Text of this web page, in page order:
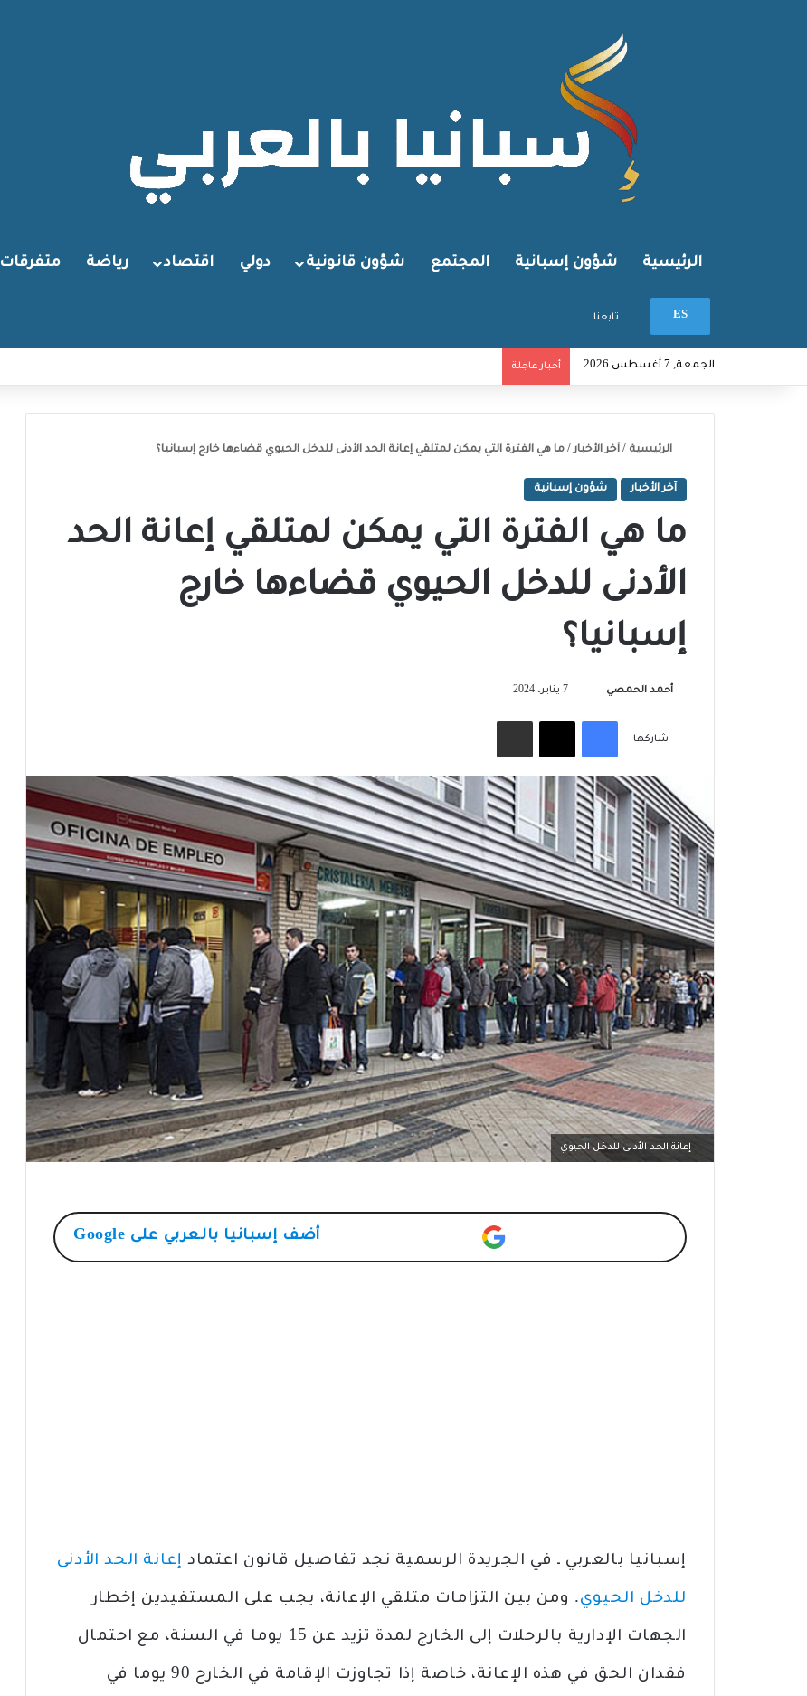
الرئيسية شؤون إسبانية المجتمع شؤون قانونية دولي اقتصاد رياضة متفرقات
ES تابعنا
الجمعة, 7 أغسطس 2026 أخبار عاجلة
الرئيسية / آخر الأخبار / ما هي الفترة التي يمكن لمتلقي إعانة الحد الأدنى للدخل الحيوي قضاءها خارج إسبانيا؟
آخر الأخبار شؤون إسبانية
ما هي الفترة التي يمكن لمتلقي إعانة الحد
الأدنى للدخل الحيوي قضاءها خارج
إسبانيا؟
أحمد الحمصي 7 يناير، 2024
شاركها
فيسبوك‫X مشاركة عبر البريد
إعانة الحد الأدنى للدخل الحيوي
أضف إسبانيا بالعربي على Google
إسبانيا بالعربي ـ في الجريدة الرسمية نجد تفاصيل قانون اعتماد إعانة الحد الأدنى
للدخل الحيوي. ومن بين التزامات متلقي الإعانة، يجب على المستفيدين إخطار
الجهات الإدارية بالرحلات إلى الخارج لمدة تزيد عن 15 يوما في السنة، مع احتمال
فقدان الحق في هذه الإعانة، خاصة إذا تجاوزت الإقامة في الخارح 90 يوما في